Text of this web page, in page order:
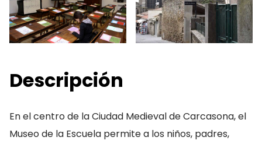
Descripción
En el centro de la Ciudad Medieval de Carcasona, el
Museo de la Escuela permite a los niños, padres,